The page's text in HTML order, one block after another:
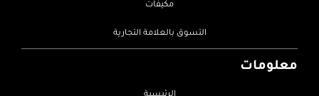
مكيفات
التسوق بالعلامة التجارية
معلومات